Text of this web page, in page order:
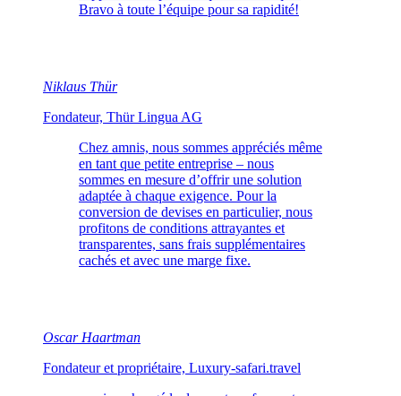
Bravo à toute l’équipe pour sa rapidité!
Niklaus Thür
Fondateur, Thür Lingua AG
Chez amnis, nous sommes appréciés même
en tant que petite entreprise – nous
sommes en mesure d’offrir une solution
adaptée à chaque exigence. Pour la
conversion de devises en particulier, nous
profitons de conditions attrayantes et
transparentes, sans frais supplémentaires
cachés et avec une marge fixe.
Oscar Haartman
Fondateur et propriétaire, Luxury-safari.travel